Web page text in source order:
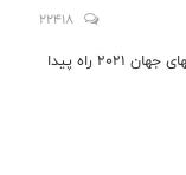
22418
دو تیم برتر دور رفت لیگ پاورلیفتینگ به جام باشگاههای جهان 2021 راه پیدا